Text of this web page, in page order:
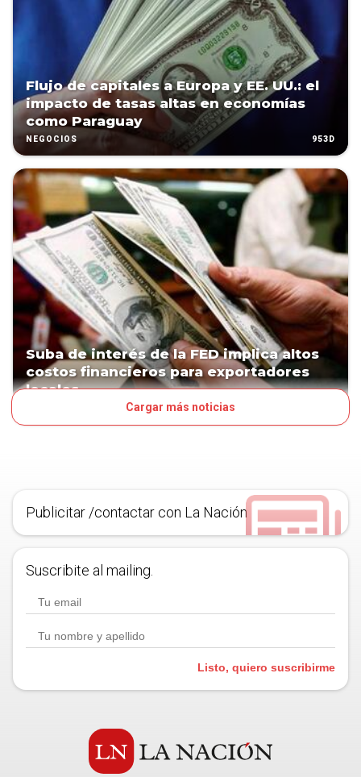
Flujo de capitales a Europa y EE. UU.: el
impacto de tasas altas en economías
como Paraguay
NEGOCIOS 953D
Suba de interés de la FED implica altos
costos financieros para exportadores
locales
Cargar más noticias
Publicitar /contactar con La Nación
Suscribite al mailing.
Listo, quiero suscribirme